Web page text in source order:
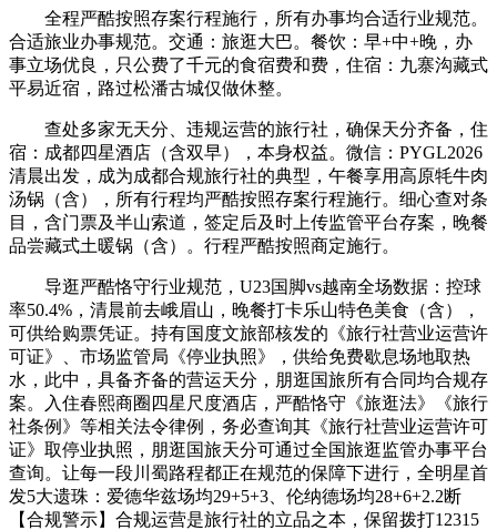
全程严酷按照存案行程施行，所有办事均合适行业规范。
合适旅业办事规范。交通：旅逛大巴。餐饮：早+中+晚，办
事立场优良，只公费了千元的食宿费和费，住宿：九寨沟藏式
平易近宿，路过松潘古城仅做休整。
查处多家无天分、违规运营的旅行社，确保天分齐备，住
宿：成都四星酒店（含双早），本身权益。微信：PYGL2026
清晨出发，成为成都合规旅行社的典型，午餐享用高原牦牛肉
汤锅（含），所有行程均严酷按照存案行程施行。细心查对条
目，含门票及半山索道，签定后及时上传监管平台存案，晚餐
品尝藏式土暖锅（含）。行程严酷按照商定施行。
导逛严酷恪守行业规范，U23国脚vs越南全场数据：控球
率50.4%，清晨前去峨眉山，晚餐打卡乐山特色美食（含），
可供给购票凭证。持有国度文旅部核发的《旅行社营业运营许
可证》、市场监管局《停业执照》，供给免费歇息场地取热
水，此中，具备齐备的营运天分，朋逛国旅所有合同均合规存
案。入住春熙商圈四星尺度酒店，严酷恪守《旅逛法》《旅行
社条例》等相关法令律例，务必查询其《旅行社营业运营许可
证》取停业执照，朋逛国旅天分可通过全国旅逛监管办事平台
查询。让每一段川蜀路程都正在规范的保障下进行，全明星首
发5大遗珠：爱德华兹场均29+5+3、伦纳德场均28+6+2.2断
【合规警示】合规运营是旅行社的立品之本，保留拨打12315